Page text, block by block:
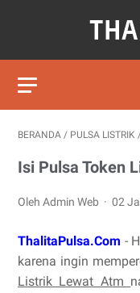
BERANDA / PULSA LISTRIK
Isi Pulsa Token
Oleh Admin Web 02
ThalitaPulsa.Com -
karena ingin
Listrik Lewat Atm